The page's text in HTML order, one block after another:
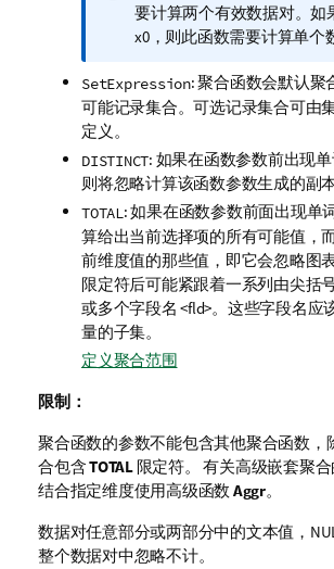
息
注
要计算两个有效数据对。如
x0，则此函数需要计算单个
SetExpression: 聚合函数会默认聚
可能记录集合。可选记录集合可由
定义。
DISTINCT: 如果在函数参数前出现
则将忽略计算该函数参数生成的副本
TOTAL: 如果在函数参数前面出现单
算给出当前选择项的所有可能值，
前维度值的那些值，即它会忽略图
限定符后可能紧跟着一系列由尖括
或多个字段名<fld>。这些字段名应
量的子集。
定义聚合范围
限制：
聚合函数的参数不能包含其他聚合函数，
合包含TOTAL限定符。 有关高级嵌套聚
结合指定维度使用高级函数 Aggr。
数据对任意部分或两部分中的文本值，
整个数据对中忽略不计。